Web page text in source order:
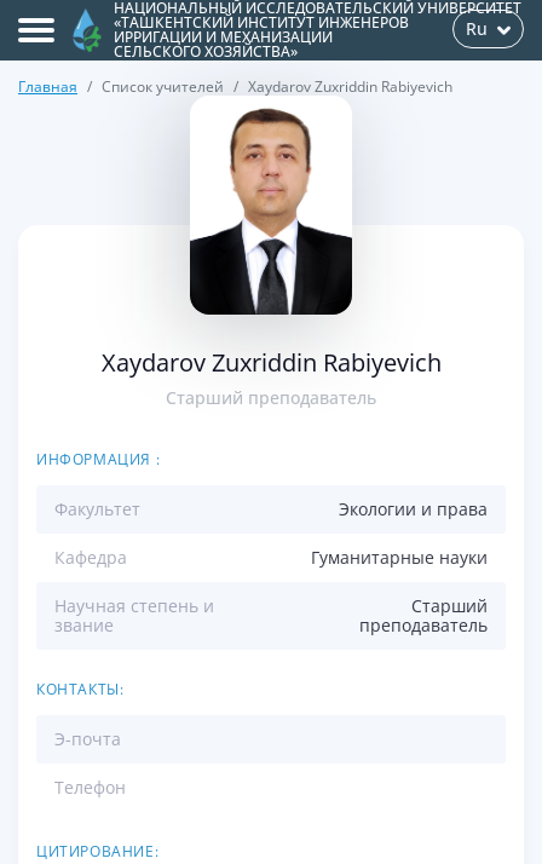
НАЦИОНАЛЬНЫЙ ИССЛЕДОВАТЕЛЬСКИЙ УНИВЕРСИТЕТ
«ТАШКЕНТСКИЙ ИНСТИТУТ ИНЖЕНЕРОВ
ИРРИГАЦИИ И МЕХАНИЗАЦИИ
СЕЛЬСКОГО ХОЗЯЙСТВА»
Ru
Главная Список учителей Xaydarov Zuxriddin Rabiyevich
Xaydarov Zuxriddin Rabiyevich
Старший преподаватель
ИНФОРМАЦИЯ :
Факультет Экологии и права
Кафедра Гуманитарные науки
Научная степень и
звание
Старший
преподаватель
КОНТАКТЫ:
Э-почта
Телефон
ЦИТИРОВАНИЕ: